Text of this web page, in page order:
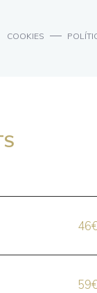
COOKIES